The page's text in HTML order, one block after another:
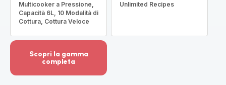
Multicooker a Pressione,
Capacità 6L, 10 Modalità di
Cottura, Cottura Veloce
Unlimited Recipes
Scopri la gamma
completa